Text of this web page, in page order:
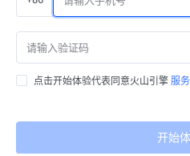
点击开始体验代表同意火山引擎 服
开始